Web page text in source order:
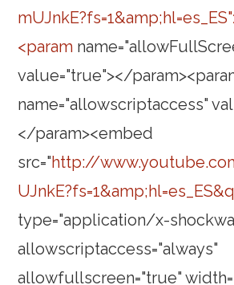
<param
value="true"></
name="allowscriptaccess"
</param><embed
src="http://
type="application/x-
allowscriptaccess="always"
allowfullscreen="true"